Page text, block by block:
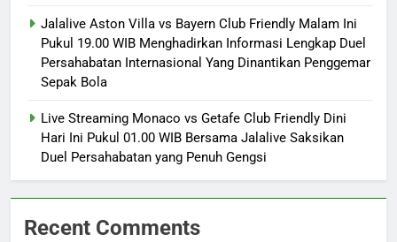
Jalalive Aston Villa vs Bayern Club Friendly Malam Ini
Pukul 19.00 WIB Menghadirkan Informasi Lengkap Duel
Persahabatan Internasional Yang Dinantikan Penggemar
Sepak Bola
Live Streaming Monaco vs Getafe Club Friendly Dini
Hari Ini Pukul 01.00 WIB Bersama Jalalive Saksikan
Duel Persahabatan yang Penuh Gengsi
Recent Comments